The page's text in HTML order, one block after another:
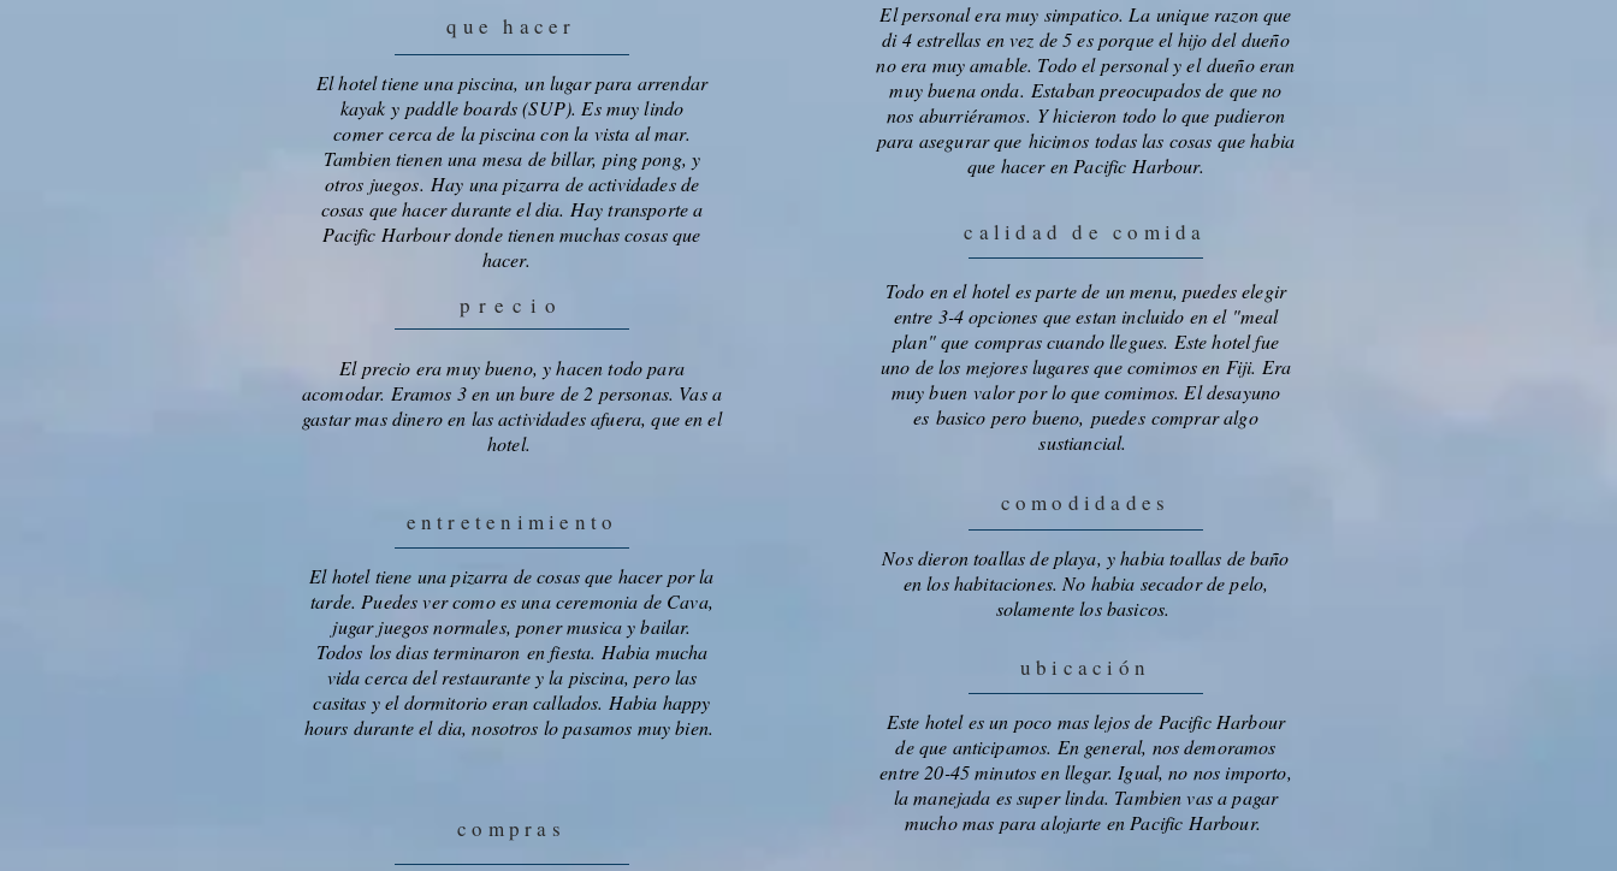
que hacer
El hotel tiene una piscina, un lugar para arrendar
kayak y paddle boards (SUP). Es muy lindo
comer cerca de la piscina con la vista al mar.
Tambien tienen una mesa de billar, ping pong, y
otros juegos. Hay una pizarra de actividades de
cosas que hacer durante el dia. Hay transporte a
Pacific Harbour donde tienen muchas cosas que
hacer.
precio
El precio era muy bueno, y hacen todo para
acomodar. Eramos 3 en un bure de 2 personas. Vas a
gastar mas dinero en las actividades afuera, que en el
hotel.
entretenimiento
El hotel tiene una pizarra de cosas que hacer por la
tarde. Puedes ver como es una ceremonia de Cava,
jugar juegos normales, poner musica y bailar.
Todos los dias terminaron en fiesta. Habia mucha
vida cerca del restaurante y la piscina, pero las
casitas y el dormitorio eran callados. Habia happy
hours durante el dia, nosotros lo pasamos muy bien.
compras
El personal era muy simpatico. La unique razon que
di 4 estrellas en vez de 5 es porque el hijo del dueño
no era muy amable. Todo el personal y el dueño eran
muy buena onda. Estaban preocupados de que no
nos aburriéramos. Y hicieron todo lo que pudieron
para asegurar que hicimos todas las cosas que habia
que hacer en Pacific Harbour.
calidad de comida
Todo en el hotel es parte de un menu, puedes elegir
entre 3-4 opciones que estan incluido en el "meal
plan" que compras cuando llegues. Este hotel fue
uno de los mejores lugares que comimos en Fiji. Era
muy buen valor por lo que comimos. El desayuno
es basico pero bueno, puedes comprar algo
sustiancial.
comodidades
Nos dieron toallas de playa, y habia toallas de baño
en los habitaciones. No habia secador de pelo,
solamente los basicos.
ubicación
Este hotel es un poco mas lejos de Pacific Harbour
de que anticipamos. En general, nos demoramos
entre 20-45 minutos en llegar. Igual, no nos importo,
la manejada es super linda. Tambien vas a pagar
mucho mas para alojarte en Pacific Harbour.